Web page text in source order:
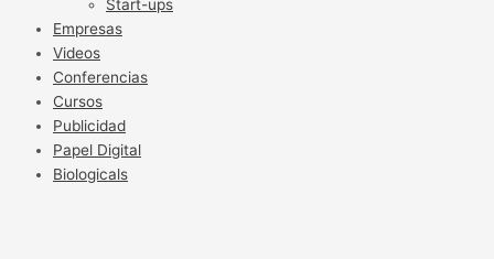
Start-ups
Empresas
Videos
Conferencias
Cursos
Publicidad
Papel Digital
Biologicals